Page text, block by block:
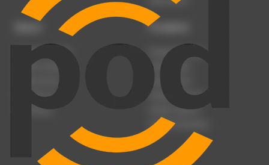
Podcast anmelden
Podcast hochladen
Podcast-Events
Registrierung
Anmeldung
Produkte
Podcast-Beratung
Podcast-Jobs
Podcast-Push
Podcast-Werbung
Podcast-Agentur
Podcast-Produktion